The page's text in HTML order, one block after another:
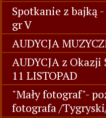
Spotkanie z bajką
gr V
AUDYCJA
AUDYCJA z
11 LISTOPAD
"Mały fotograf"-
fotografa /